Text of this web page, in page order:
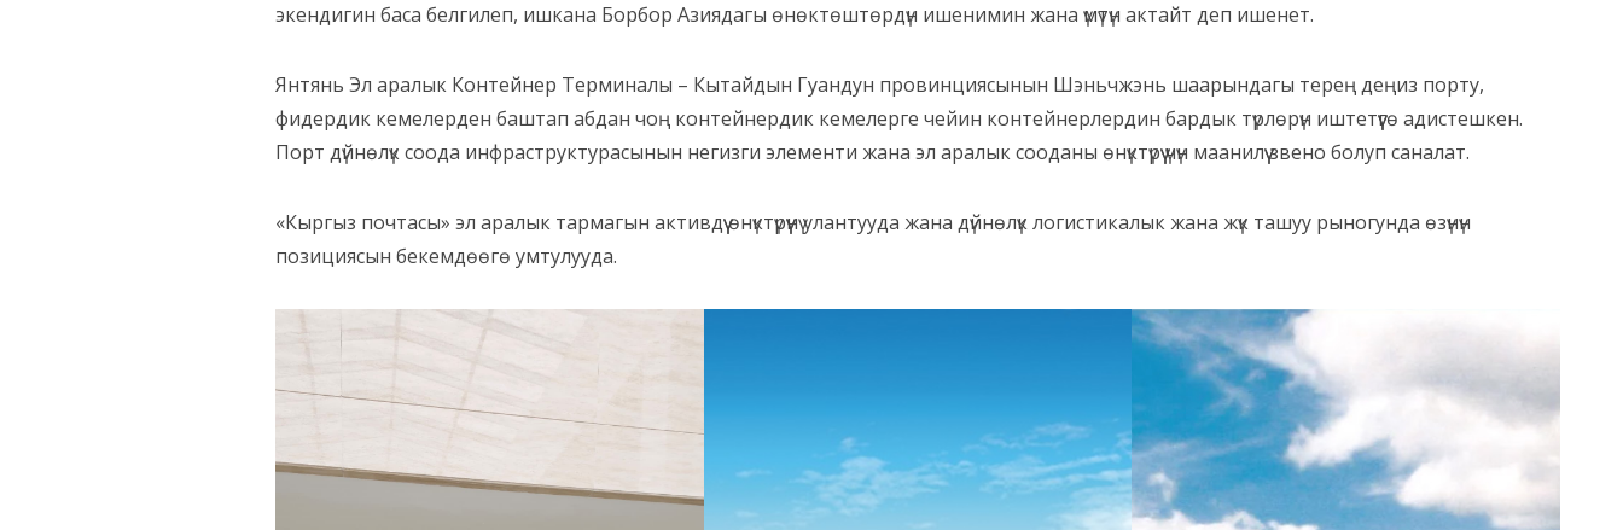
экендигин баса белгилеп, ишкана Борбор Азиядагы өнөктөштөрдүн ишенимин жана үмүтүн актайт деп ишенет.
Янтянь Эл аралык Контейнер Терминалы – Кытайдын Гуандун провинциясынын Шэньчжэнь шаарындагы терең деңиз порту,
фидердик кемелерден баштап абдан чоң контейнердик кемелерге чейин контейнерлердин бардык түрлөрүн иштетүүгө адистешкен.
Порт дүйнөлүк соода инфраструктурасынын негизги элементи жана эл аралык сооданы өнүктүрүү үчүн маанилүү звено болуп саналат.
«Кыргыз почтасы» эл аралык тармагын активдүү өнүктүрүүнү улантууда жана дүйнөлүк логистикалык жана жүк ташуу рыногунда өзүнүн
позициясын бекемдөөгө умтулууда.